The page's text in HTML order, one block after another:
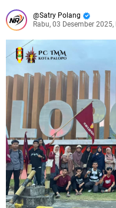
Satry Polang
Rabu, 03 Desember